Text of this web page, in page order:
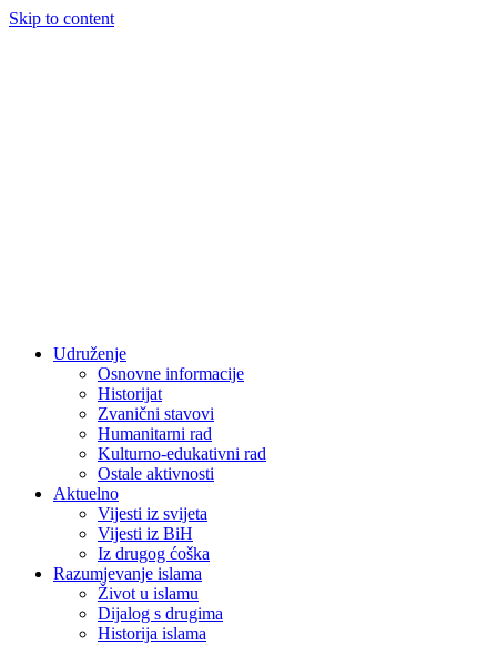
Skip to content
Udruženje
Osnovne informacije
Historijat
Zvanični stavovi
Humanitarni rad
Kulturno-edukativni rad
Ostale aktivnosti
Aktuelno
Vijesti iz svijeta
Vijesti iz BiH
Iz drugog ćoška
Razumjevanje islama
Život u islamu
Dijalog s drugima
Historija islama